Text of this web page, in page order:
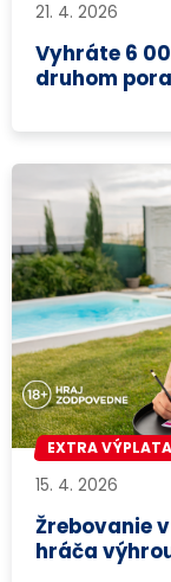
21. 4. 2026
Vyhráte 6
druhom
EXTRA VÝPLATA
15. 4. 2026
Žrebovanie
hráča